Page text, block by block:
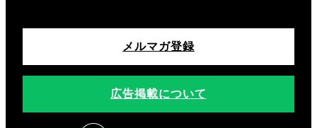
メルマガ登録
広告掲載について